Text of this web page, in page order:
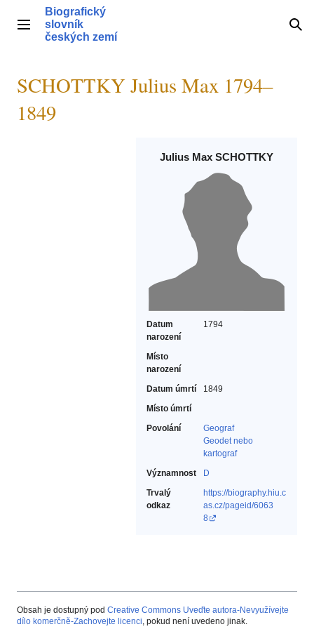
obsahHlavní menu
Biografický
slovník
českých zemí
SCHOTTKY Julius Max 1794–
1849
Julius Max SCHOTTKY
Datum
narození
1794
Místo
narození
Datum úmrtí
1849
Místo úmrtí
Povolání
Geograf‎
Geodet nebo
kartograf‎
Významnost
D
Trvalý
odkaz
https://biography.hiu.c
as.cz/pageid/6063
8
Obsah je dostupný pod Creative Commons Uveďte autora-Nevyužívejte
dílo komerčně-Zachovejte licenci, pokud není uvedeno jinak.